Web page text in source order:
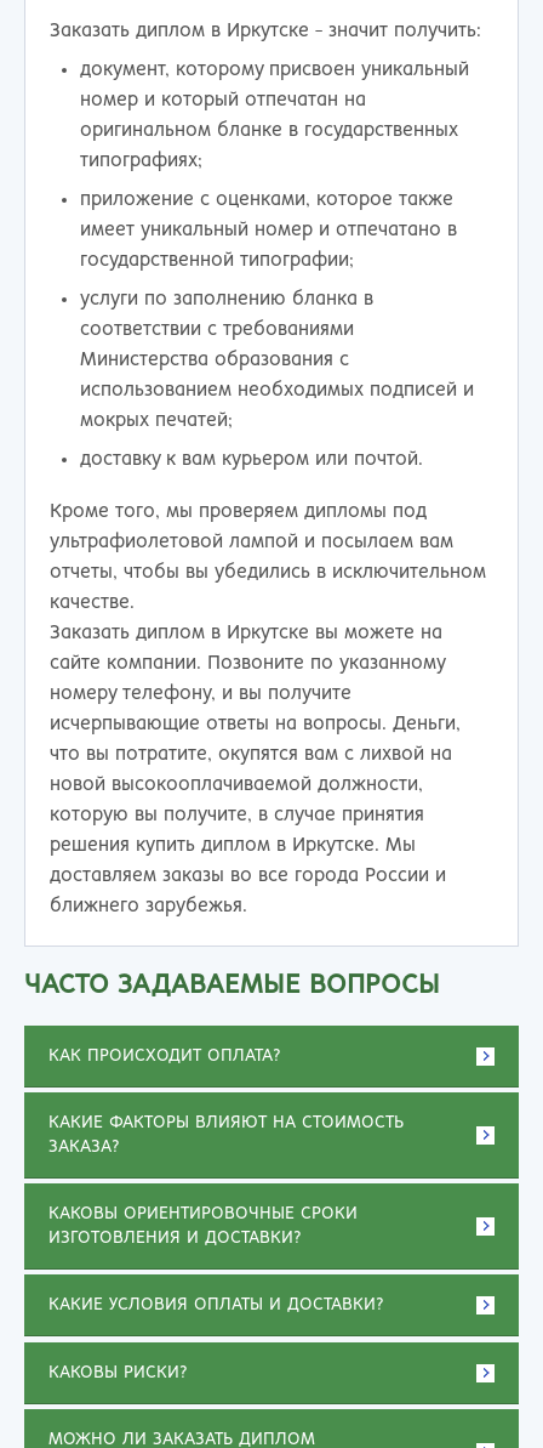
Заказать диплом в Иркутске - значит получить:
документ, которому присвоен уникальный
номер и который отпечатан на
оригинальном бланке в государственных
типографиях;
приложение с оценками, которое также
имеет уникальный номер и отпечатано в
государственной типографии;
услуги по заполнению бланка в
соответствии с требованиями
Министерства образования с
использованием необходимых подписей и
мокрых печатей;
доставку к вам курьером или почтой.
Кроме того, мы проверяем дипломы под
ультрафиолетовой лампой и посылаем вам
отчеты, чтобы вы убедились в исключительном
качестве.
Заказать диплом в Иркутске вы можете на
сайте компании. Позвоните по указанному
номеру телефону, и вы получите
исчерпывающие ответы на вопросы. Деньги,
что вы потратите, окупятся вам с лихвой на
новой высокооплачиваемой должности,
которую вы получите, в случае принятия
решения купить диплом в Иркутске. Мы
доставляем заказы во все города России и
ближнего зарубежья.
ЧАСТО ЗАДАВАЕМЫЕ ВОПРОСЫ
КАК ПРОИСХОДИТ ОПЛАТА?
КАКИЕ ФАКТОРЫ ВЛИЯЮТ НА СТОИМОСТЬ
ЗАКАЗА?
КАКОВЫ ОРИЕНТИРОВОЧНЫЕ СРОКИ
ИЗГОТОВЛЕНИЯ И ДОСТАВКИ?
КАКИЕ УСЛОВИЯ ОПЛАТЫ И ДОСТАВКИ?
КАКОВЫ РИСКИ?
МОЖНО ЛИ ЗАКАЗАТЬ ДИПЛОМ